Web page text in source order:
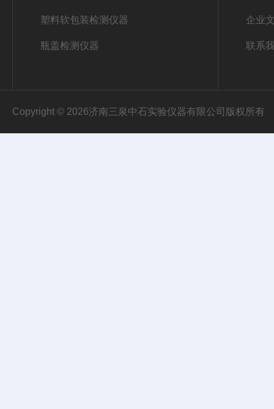
塑料软包装检测仪器
瓶盖检测仪器
企业
联系
Copyright © 2026济南三泉中石实验仪器有限公司版权所有